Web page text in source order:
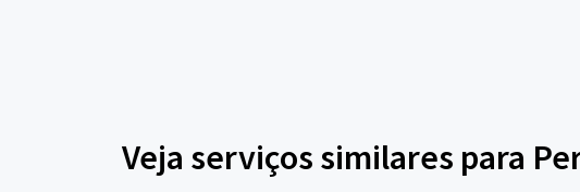
Veja serviços similares para